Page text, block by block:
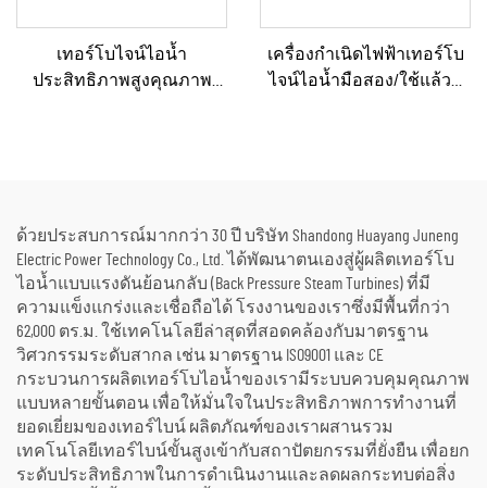
เทอร์โบไจน์ไอน้ำ
ประสิทธิภาพสูงคุณภาพ
เครื่องกำเนิดไฟฟ้าเทอร์โบ
ไจน์ไอน้ำมือสอง/ใช้แล้วที่
ด้วยประสบการณ์มากกว่า 30 ปี บริษัท Shandong Huayang Juneng
Electric Power Technology Co., Ltd. ได้พัฒนาตนเองสู่ผู้ผลิตเทอร์โบ
ไอน้ำแบบแรงดันย้อนกลับ (Back Pressure Steam Turbines) ที่มี
ความแข็งแกร่งและเชื่อถือได้ โรงงานของเราซึ่งมีพื้นที่กว่า
62,000 ตร.ม. ใช้เทคโนโลยีล่าสุดที่สอดคล้องกับมาตรฐาน
วิศวกรรมระดับสากล เช่น มาตรฐาน ISO9001 และ CE
กระบวนการผลิตเทอร์โบไอน้ำของเรามีระบบควบคุมคุณภาพ
แบบหลายขั้นตอน เพื่อให้มั่นใจในประสิทธิภาพการทำงานที่
ยอดเยี่ยมของเทอร์ไบน์ ผลิตภัณฑ์ของเราผสานรวม
เทคโนโลยีเทอร์ไบน์ขั้นสูงเข้ากับสถาปัตยกรรมที่ยั่งยืน เพื่อยก
ระดับประสิทธิภาพในการดำเนินงานและลดผลกระทบต่อสิ่ง